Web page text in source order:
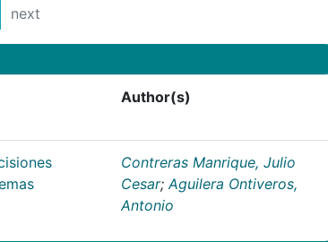
next
Author(s)
Contreras Manrique, Julio
Cesar; Aguilera Ontiveros,
Antonio